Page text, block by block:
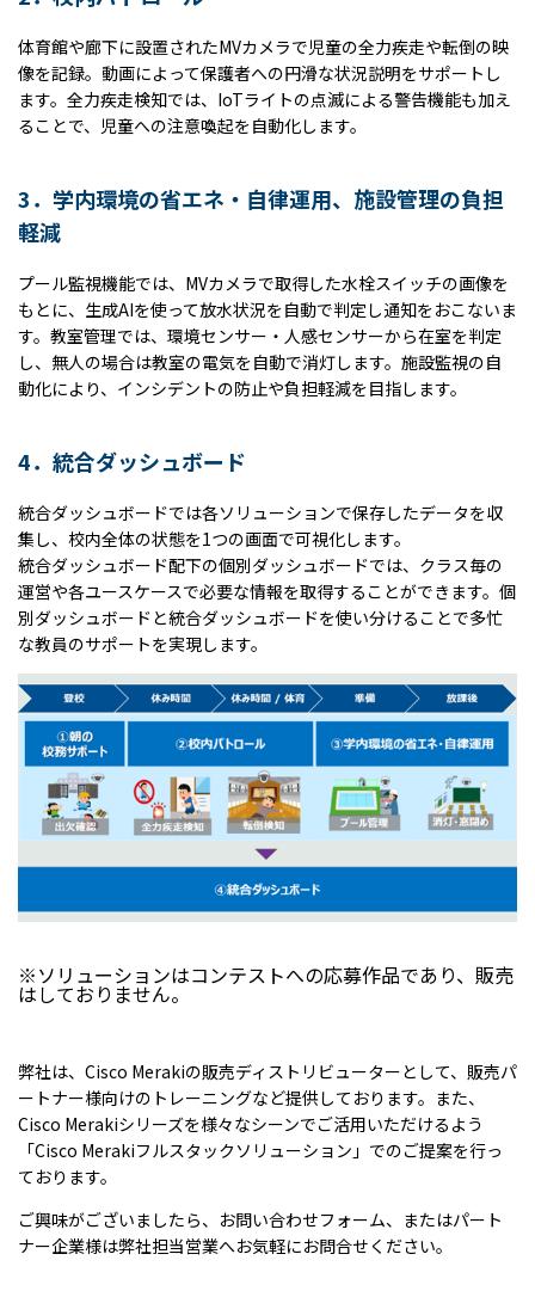
体育館や廊下に設置されたMVカメラで児童の全力疾走や転倒の映
像を記録。動画によって保護者への円滑な状況説明をサポートし
ます。全力疾走検知では、IoTライトの点滅による警告機能も加え
ることで、児童への注意喚起を自動化します。
3．学内環境の省エネ・自律運用、 施設管理の負担
軽減
プール監視機能では、MVカメラで取得した水栓スイッチの画像を
もとに、生成AIを使って放水状況を自動で判定し通知をおこないま
す。教室管理では、環境センサー・人感センサーから在室を判定
し、無人の場合は教室の電気を自動で消灯します。施設監視の自
動化により、インシデントの防止や負担軽減を目指します。
4．統合ダッシュボード
統合ダッシュボードでは各ソリューションで保存したデータを収
集し、校内全体の状態を1つの画面で可視化します。
統合ダッシュボード配下の個別ダッシュボードでは、クラス毎の
運営や各ユースケースで必要な情報を取得することができます。個
別ダッシュボードと統合ダッシュボードを使い分けることで多忙
な教員のサポートを実現します。
※ソリューションはコンテストへの応募作品であり、販売
はしておりません。
弊社は、Cisco Merakiの販売ディストリビューターとして、販売パ
ートナー様向けのトレーニングなど提供しております。また、
Cisco Merakiシリーズを様々なシーンでご活用いただけるよう
「Cisco Merakiフルスタックソリューション」でのご提案を行っ
ております。
ご興味がございましたら、お問い合わせフォーム、またはパート
ナー企業様は弊社担当営業へお気軽にお問合せください。